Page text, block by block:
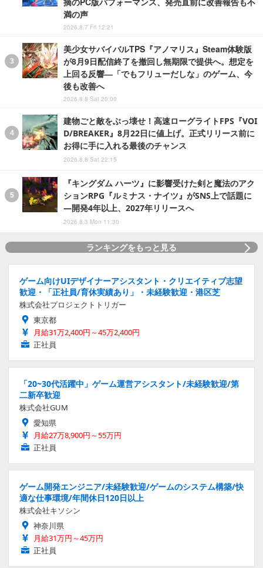
摘のPC版パフォーマンス、発売直前に改善報告も不
満の声
2026.8.7 Fri 12:21
美少女サバイバルTPS『アノマリス』Steam体験版
が8月9日配信終了を撤回し無期限で提供へ。想定を
上回る反響―「でもフリューだしな」のゲーム、今
後も改善へ
2026.8.8 Sat 20:00
建物ごと敵をぶっ壊せ！高速ローグライトFPS『VOI
D/BREAKER』8月22日に値上げ。正式リリース前に
お得に手に入れる最後のチャンス
2026.8.8 Sat 22:15
『キングダム ハーツ』に影響受けた剣と魔法のアク
ションRPG『ルミナス・ナイツ』がSNS上で話題に
―開発4年以上、2027年リリースへ
2026.8.3 Mon 11:30
ランキングをもっと見る
ゲーム向けUIデザイナーアシスタント・クリエイティブ志望
歓迎・「正社員/育休実績あり」・未経験歓迎・港区芝
株式会社プロジェクトトリガー
東京都
月給31万2,400円～45万2,400円
正社員
「20~30代活躍中」ゲーム運営アシスタント/未経験歓迎/第
二新卒歓迎
株式会社GUM
愛知県
月給27万8,900円～55万円
正社員
ゲーム開発エンジニア/未経験歓迎/ゲームのシステム構築/快
適な仕事環境/年間休日120日以上
株式会社キソシン
神奈川県
月給31万円～45万円
正社員